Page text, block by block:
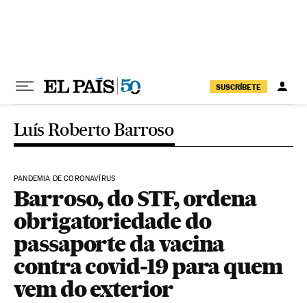
SUSCRÍBETE
Luís Roberto Barroso
PANDEMIA DE CORONAVÍRUS
Barroso, do STF, ordena
obrigatoriedade do
passaporte da vacina
contra covid-19 para quem
vem do exterior